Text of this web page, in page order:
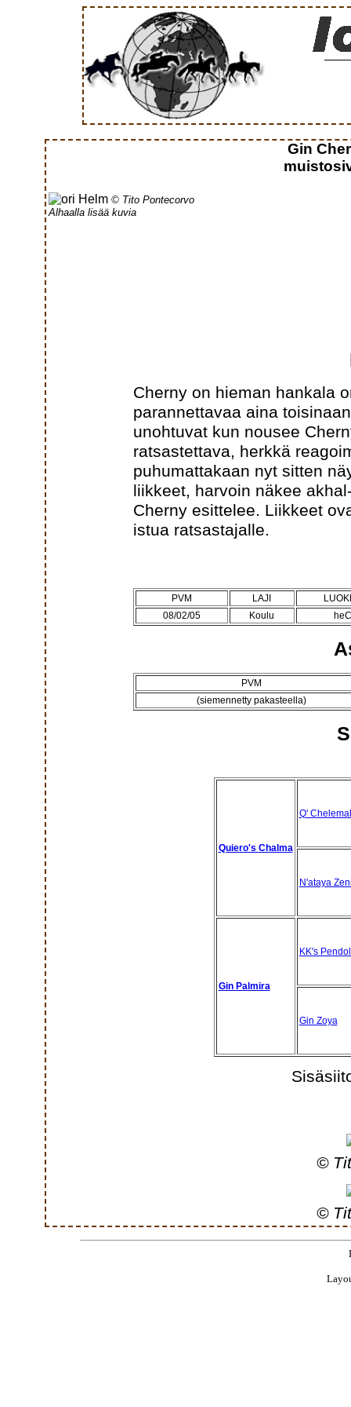
Gin
© Tito Pontecorvo
Alhaalla lisää kuvia
Cherny on hieman hankala
parannettavaa aina
unohtuvat kun nousee
ratsastettava, herkkä
puhumattakaan nyt sitten
liikkeet, harvoin näkee
Cherny esittelee. Liikkeet
istua ratsastajalle.
PVM LAJI
08/02/05
Koulu heC
PVM
(siemennetty pakasteella)
Quiero's Chalma
Q'
N'ataya
Gin Palmira
KK's
Gin Zoya
©
©